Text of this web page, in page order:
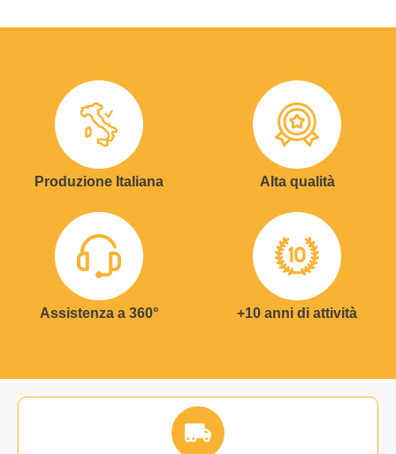
Produzione Italiana Alta qualità
Assistenza a 360° +10 anni di attività